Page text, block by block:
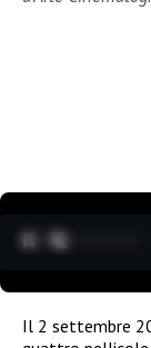
Il 2 settembre